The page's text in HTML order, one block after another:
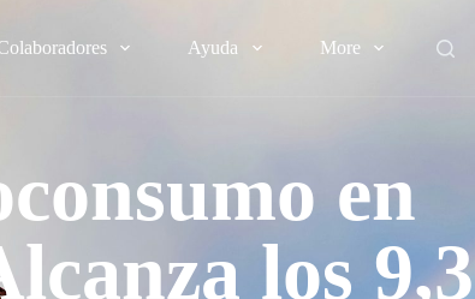
Ayuda More
en
los 9,3